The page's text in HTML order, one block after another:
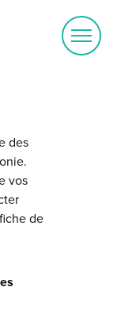
des
vos
de
Ouvrir
le